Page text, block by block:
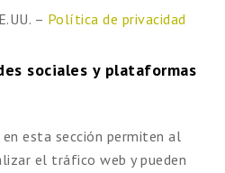
– Política de privacidad
sociales y plataformas
esta sección permiten al
el tráfico web y pueden